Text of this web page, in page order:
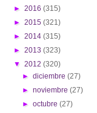
► 2016 (315)
► 2015 (321)
► 2014 (315)
► 2013 (323)
▼ 2012 (320)
►diciembre(27)
►noviembre(27)
►octubre(27)